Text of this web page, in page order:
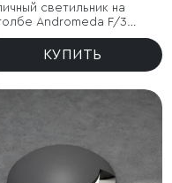
светильник на
Andromeda F/3
золото IP44
КУПИТЬ